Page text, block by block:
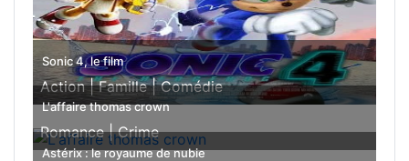
Sonic 4, le film
Action |Famille |Comédie
L'affaire thomas crown
Romance |Crime
Astérix : le royaume de nubie